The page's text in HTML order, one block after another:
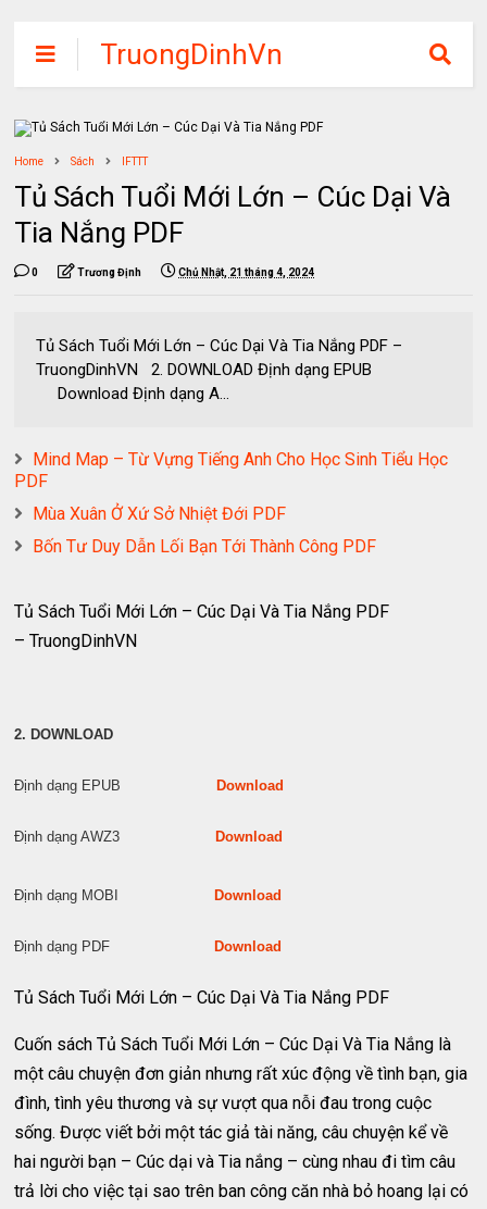
TruongDinhVn
Chia sẽ ebook,
các khóa học,
phần mềm học
tập miễn phí
Home Sách IFTTT
Tủ Sách Tuổi Mới Lớn – Cúc Dại Và
Tia Nắng PDF
0 Trương Định Chủ Nhật, 21 tháng 4, 2024
Tủ Sách Tuổi Mới Lớn – Cúc Dại Và Tia Nắng PDF –
TruongDinhVN 2. DOWNLOAD Định dạng EPUB
Download Định dạng A...
Mind Map – Từ Vựng Tiếng Anh Cho Học Sinh Tiểu Học
PDF
Mùa Xuân Ở Xứ Sở Nhiệt Đới PDF
Bốn Tư Duy Dẫn Lối Bạn Tới Thành Công PDF
Tủ Sách Tuổi Mới Lớn – Cúc Dại Và Tia Nắng PDF
– TruongDinhVN
2. DOWNLOAD
Định dạng EPUB Download
Định dạng AWZ3 Download
Định dạng MOBI Download
Định dạng PDF Download
Tủ Sách Tuổi Mới Lớn – Cúc Dại Và Tia Nắng PDF
Cuốn sách Tủ Sách Tuổi Mới Lớn – Cúc Dại Và Tia Nắng là
một câu chuyện đơn giản nhưng rất xúc động về tình bạn, gia
đình, tình yêu thương và sự vượt qua nỗi đau trong cuộc
sống. Được viết bởi một tác giả tài năng, câu chuyện kể về
hai người bạn – Cúc dại và Tia nắng – cùng nhau đi tìm câu
trả lời cho việc tại sao trên ban công căn nhà bỏ hoang lại có